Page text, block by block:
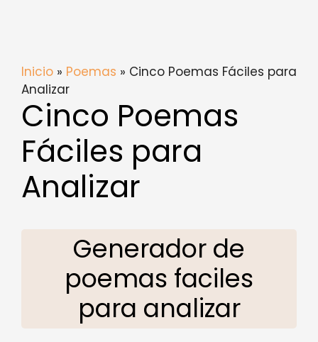
Inicio » Poemas » Cinco Poemas Fáciles para
Analizar
Cinco Poemas
Fáciles para
Analizar
Generador de
poemas faciles
para analizar